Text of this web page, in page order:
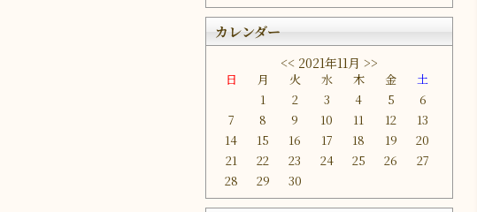
カレンダー
<< 2021年11月 >>
日 月 火 水 木 金
土
1
2 3 4 5
6
7
8 9 10 11 12
13
14
15 16 17 18 19
20
21
22 23 24 25 26
27
28
29 30